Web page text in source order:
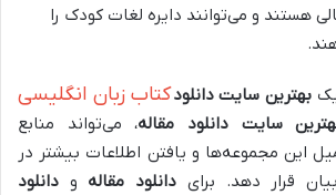
هستند و می‌توانند دایره لغات کودک را
بهترین سایت دانلودکتاب زبان انگلیسی
سایت دانلود مقاله، می‌تواند منابع
این مجموعه‌ها و یافتن اطلاعات بیشتر در
قرار دهد. برای دانلود مقاله و دانلود